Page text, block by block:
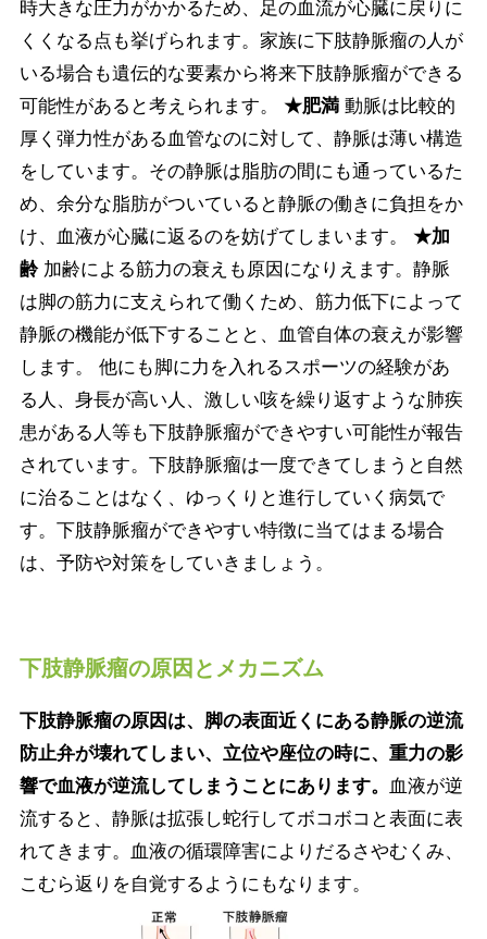
時大きな圧力がかかるため、足の血流が心臓に戻りに
くくなる点も挙げられます。家族に下肢静脈瘤の人が
いる場合も遺伝的な要素から将来下肢静脈瘤ができる
可能性があると考えられます。 ★肥満動脈は比較的
厚く弾力性がある血管なのに対して、静脈は薄い構造
をしています。その静脈は脂肪の間にも通っているた
め、余分な脂肪がついていると静脈の働きに負担をか
け、血液が心臓に返るのを妨げてしまいます。 ★加
齢加齢による筋力の衰えも原因になりえます。静脈
は脚の筋力に支えられて働くため、筋力低下によって
静脈の機能が低下することと、血管自体の衰えが影響
します。 他にも脚に力を入れるスポーツの経験があ
る人、身長が高い人、激しい咳を繰り返すような肺疾
患がある人等も下肢静脈瘤ができやすい可能性が報告
されています。下肢静脈瘤は一度できてしまうと自然
に治ることはなく、ゆっくりと進行していく病気で
す。下肢静脈瘤ができやすい特徴に当てはまる場合
は、予防や対策をしていきましょう。
下肢静脈瘤の原因とメカニズム
下肢静脈瘤の原因は、脚の表面近くにある静脈の逆流
防止弁が壊れてしまい、立位や座位の時に、重力の影
響で血液が逆流してしまうことにあります。
血液が逆
流すると、静脈は拡張し蛇行してボコボコと表面に表
れてきます。血液の循環障害によりだるさやむくみ、
こむら返りを自覚するようにもなります。